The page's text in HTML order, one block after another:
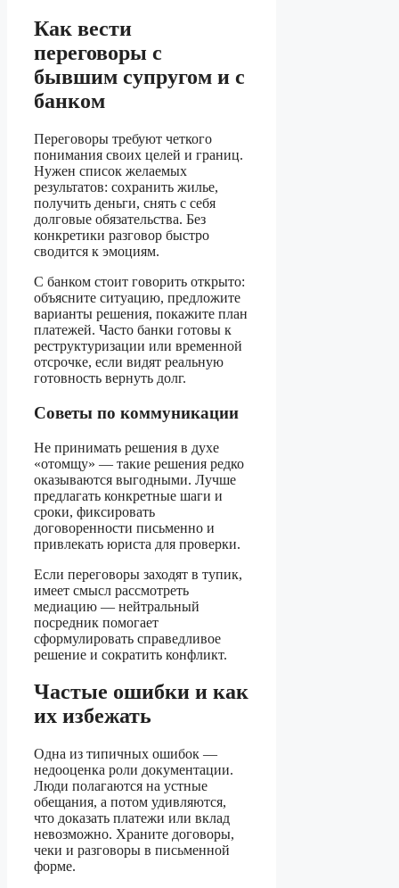
Как вести
переговоры с
бывшим супругом и с
банком
Переговоры требуют четкого
понимания своих целей и границ.
Нужен список желаемых
результатов: сохранить жилье,
получить деньги, снять с себя
долговые обязательства. Без
конкретики разговор быстро
сводится к эмоциям.
С банком стоит говорить открыто:
объясните ситуацию, предложите
варианты решения, покажите план
платежей. Часто банки готовы к
реструктуризации или временной
отсрочке, если видят реальную
готовность вернуть долг.
Советы по коммуникации
Не принимать решения в духе
«отомщу» — такие решения редко
оказываются выгодными. Лучше
предлагать конкретные шаги и
сроки, фиксировать
договоренности письменно и
привлекать юриста для проверки.
Если переговоры заходят в тупик,
имеет смысл рассмотреть
медиацию — нейтральный
посредник помогает
сформулировать справедливое
решение и сократить конфликт.
Частые ошибки и как
их избежать
Одна из типичных ошибок —
недооценка роли документации.
Люди полагаются на устные
обещания, а потом удивляются,
что доказать платежи или вклад
невозможно. Храните договоры,
чеки и разговоры в письменной
форме.